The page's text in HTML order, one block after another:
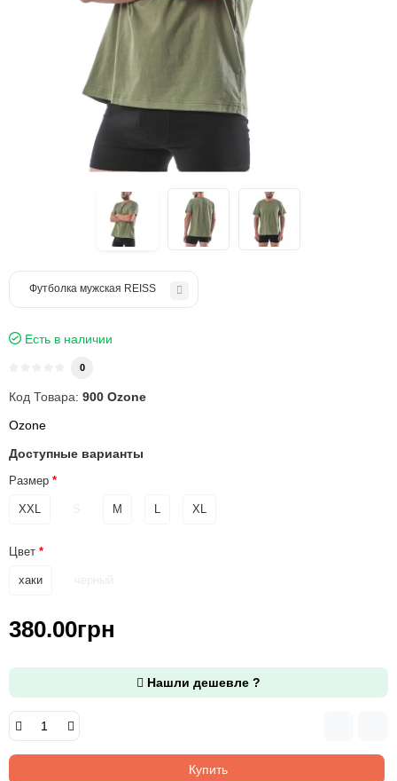
Футболка мужская REISS
Есть в наличии
0
Код Товара: 900 Ozone
Ozone
Доступные варианты
Размер
XXL M L XL
Цвет
хаки
380.00грн
Нашли дешевле ?
Купить